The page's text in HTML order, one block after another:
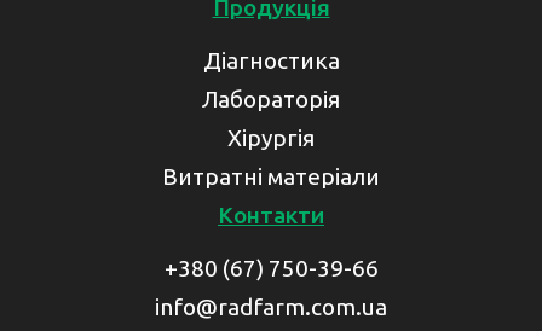
Продукція
Діагностика
Лабораторія
Хірургія
Витратні матеріали
Контакти
+380 (67) 750-39-66
info@radfarm.com.ua